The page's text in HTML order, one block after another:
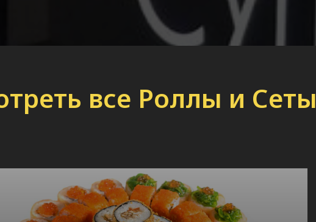
все Роллы и Сеты